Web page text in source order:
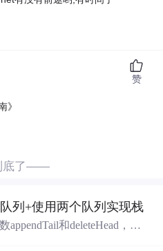
》
赞
了——
列+使用两个队列实现栈
和deleteHead，分